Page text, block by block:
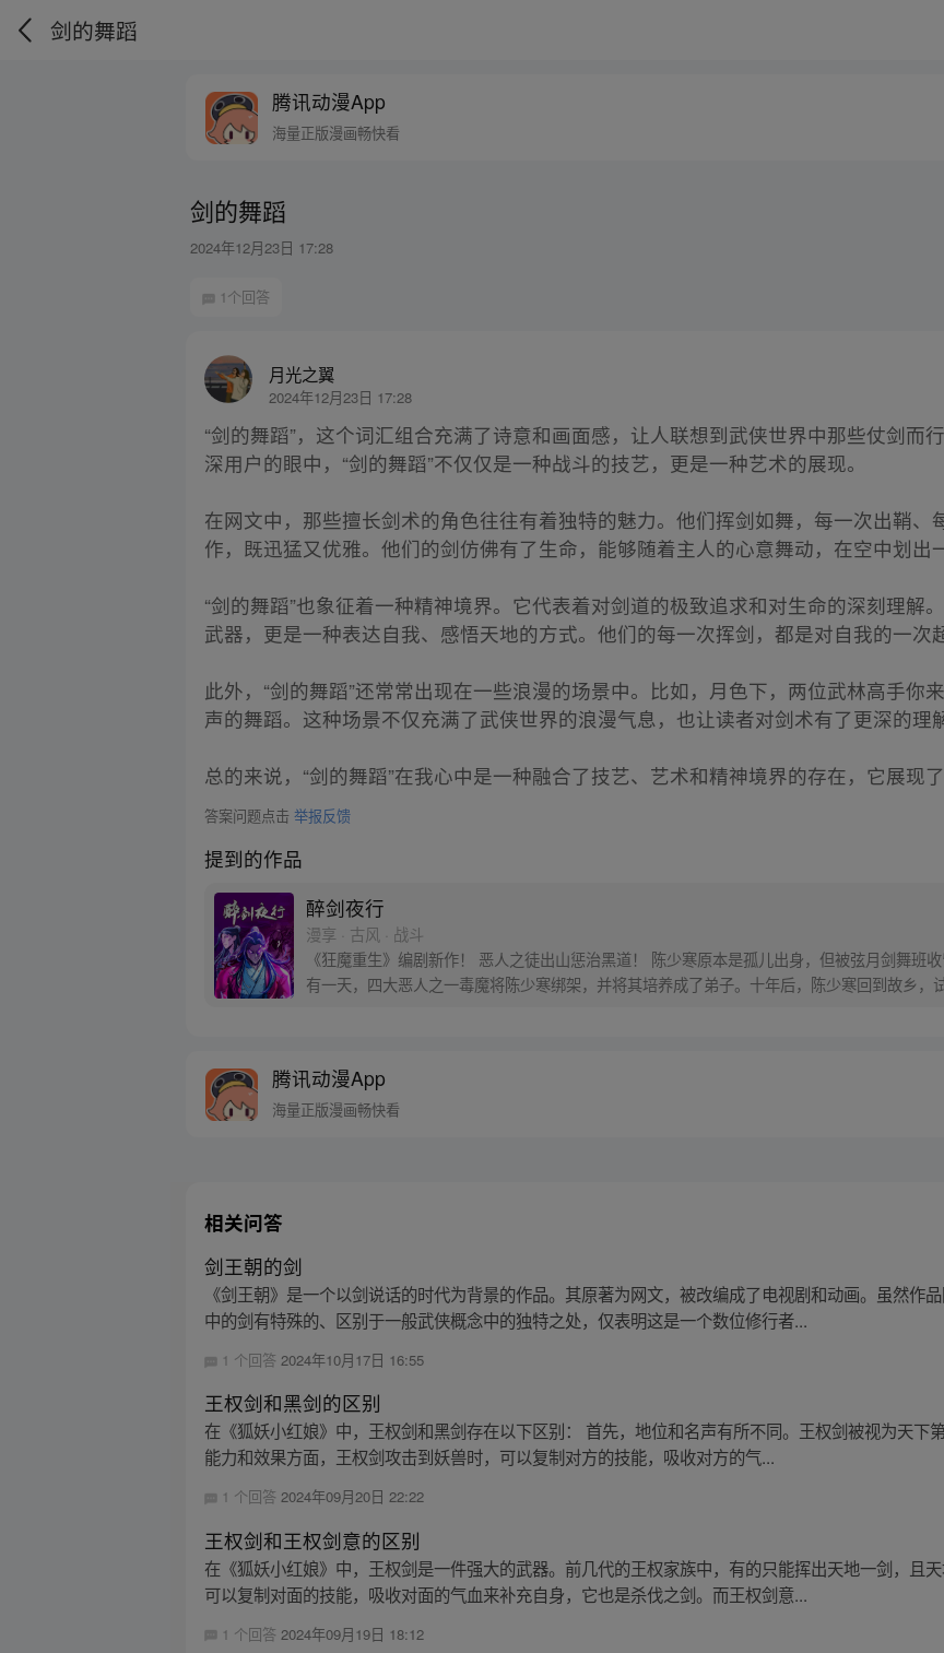
剑的舞蹈
腾讯动漫App
海量正版漫画畅快看
剑的舞蹈
2024年12月23日 17:28
1个回答
月光之翼
2024年12月23日 17:28
“剑的舞蹈”，这个词汇组合充满了诗意和画面感，让人联想到武侠世界中那些仗剑而
深用户的眼中，“剑的舞蹈”不仅仅是一种战斗的技艺，更是一种艺术的展现。
在网文中，那些擅长剑术的角色往往有着独特的魅力。他们挥剑如舞，每一次出鞘、
作，既迅猛又优雅。他们的剑仿佛有了生命，能够随着主人的心意舞动，在空中划出
“剑的舞蹈”也象征着一种精神境界。它代表着对剑道的极致追求和对生命的深刻理解
武器，更是一种表达自我、感悟天地的方式。他们的每一次挥剑，都是对自我的一次
此外，“剑的舞蹈”还常常出现在一些浪漫的场景中。比如，月色下，两位武林高手你
声的舞蹈。这种场景不仅充满了武侠世界的浪漫气息，也让读者对剑术有了更深的理
总的来说，“剑的舞蹈”在我心中是一种融合了技艺、艺术和精神境界的存在，它展现
答案问题点击举报反馈
提到的作品
醉剑夜行
漫享 · 古风 · 战斗
《狂魔重生》编剧新作！ 恶人之徒出山惩治黑道！ 陈少寒原本是孤儿出身，但被弦月剑舞班
有一天，四大恶人之一毒魔将陈少寒绑架，并将其培养成了弟子。十年后，陈少寒回到故乡，
腾讯动漫App
海量正版漫画畅快看
相关问答
剑王朝的剑
《剑王朝》是一个以剑说话的时代为背景的作品。其原著为网文，被改编成了电视剧和动画。虽然作
中的剑有特殊的、区别于一般武侠概念中的独特之处，仅表明这是一个数位修行者...
1 个回答2024年10月17日 16:55
王权剑和黑剑的区别
在《狐妖小红娘》中，王权剑和黑剑存在以下区别： 首先，地位和名声有所不同。王权剑被视为天下
能力和效果方面，王权剑攻击到妖兽时，可以复制对方的技能，吸收对方的气...
1 个回答2024年09月20日 22:22
王权剑和王权剑意的区别
在《狐妖小红娘》中，王权剑是一件强大的武器。前几代的王权家族中，有的只能挥出天地一剑，且
可以复制对面的技能，吸收对面的气血来补充自身，它也是杀伐之剑。而王权剑意...
1 个回答 2024年09月19日 18:12